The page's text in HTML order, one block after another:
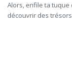
Alors, enfile ta
découvrir des